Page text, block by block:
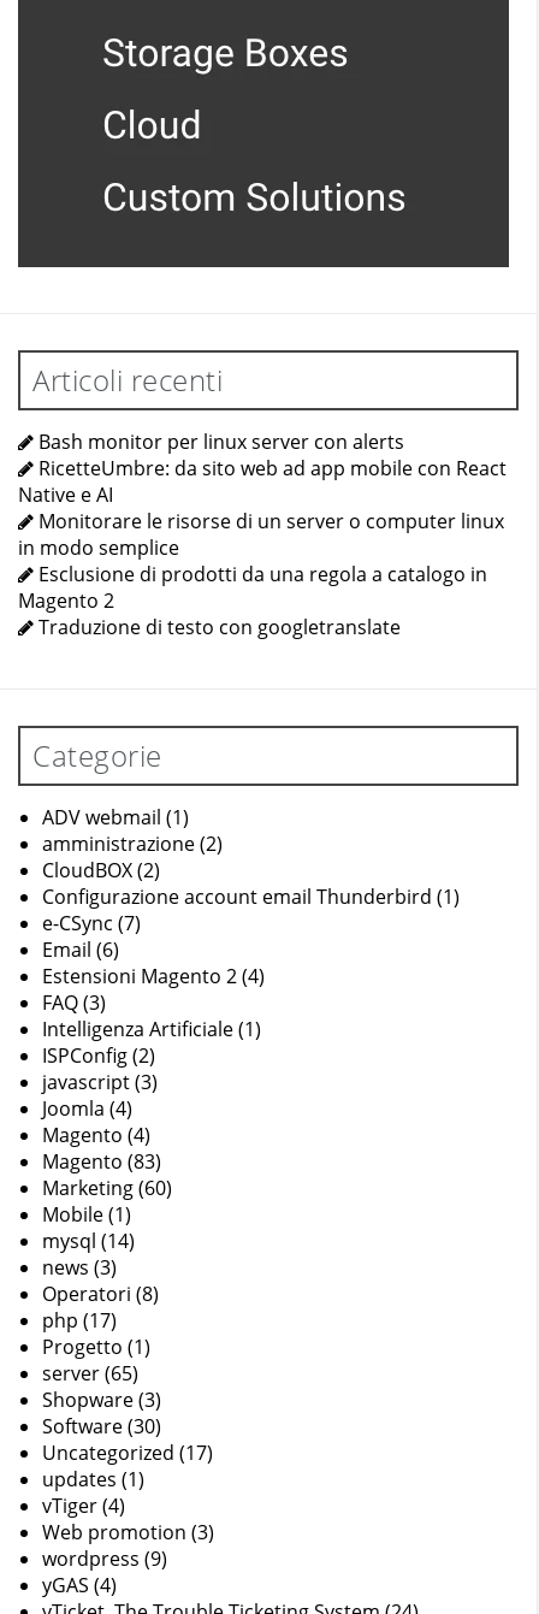
Articoli recenti
Bash monitor per linux server con alerts
RicetteUmbre: da sito web ad app mobile con React
Native e AI
Monitorare le risorse di un server o computer linux
in modo semplice
Esclusione di prodotti da una regola a catalogo in
Magento 2
Traduzione di testo con googletranslate
Categorie
ADV webmail (1)
amministrazione(2)
CloudBOX(2)
Configurazione account email Thunderbird (1)
e-CSync (7)
Email (6)
Estensioni Magento 2(4)
FAQ(3)
Intelligenza Artificiale(1)
ISPConfig(2)
javascript(3)
Joomla (4)
Magento (4)
Magento (83)
Marketing(60)
Mobile(1)
mysql (14)
news (3)
Operatori (8)
php (17)
Progetto (1)
server(65)
Shopware(3)
Software(30)
Uncategorized (17)
updates (1)
vTiger(4)
Web promotion (3)
wordpress (9)
yGAS (4)